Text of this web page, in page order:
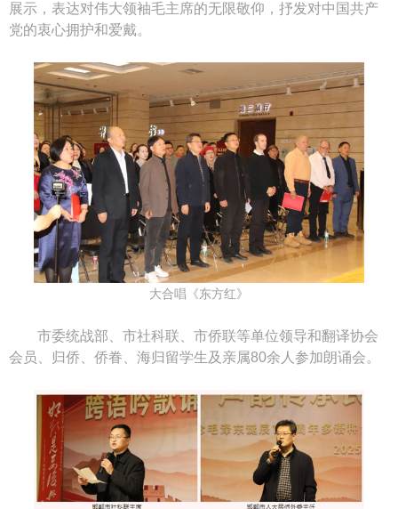
展示，表达对伟大领袖毛主席的无限敬仰，抒发对中国共产
党的衷心拥护和爱戴。
大合唱《东方红》
市委统战部、市社科联、市侨联等单位领导和翻译协会
会员、归侨、侨眷、海归留学生及亲属80余人参加朗诵会。